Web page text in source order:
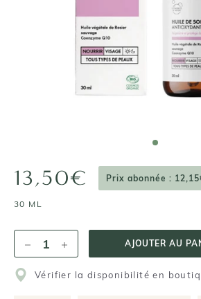
13,50€ Prix abonnée :
30 ML
AJOUTER AU
Vérifier la disponibilité en